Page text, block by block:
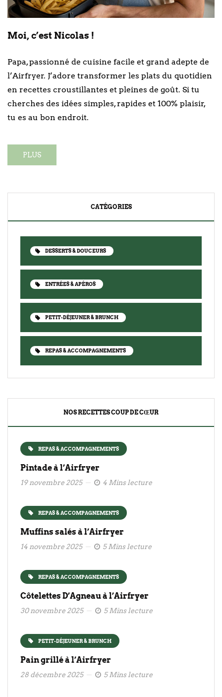
Moi, c’est Nicolas !
Papa, passionné de cuisine facile et grand adepte de
l’Airfryer. J’adore transformer les plats du quotidien
en recettes croustillantes et pleines de goût. Si tu
cherches des idées simples, rapides et 100% plaisir,
tu es au bon endroit.
PLUS
CATÉGORIES
DESSERTS & DOUCEURS
ENTRÉES & APÉROS
PETIT-DÉJEUNER & BRUNCH
REPAS & ACCOMPAGNEMENTS
NOS RECETTES COUP DE CŒUR
REPAS & ACCOMPAGNEMENTS
Pintade à l’Airfryer
19 novembre 2025 4 Mins lecture
REPAS & ACCOMPAGNEMENTS
Muffins salés à l’Airfryer
14 novembre 2025 5 Mins lecture
REPAS & ACCOMPAGNEMENTS
Côtelettes D’Agneau à l’Airfryer
30 novembre 2025 5 Mins lecture
PETIT-DÉJEUNER & BRUNCH
Pain grillé à l’Airfryer
28 décembre 2025 5 Mins lecture